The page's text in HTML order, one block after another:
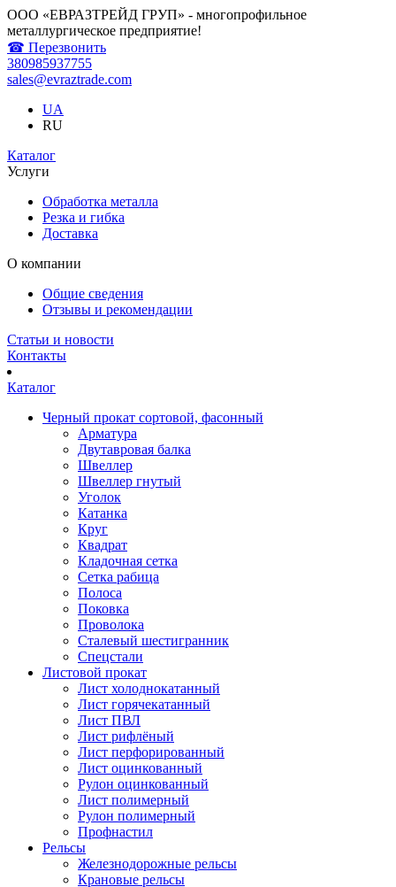
ООО «ЕВРАЗТРЕЙД ГРУП» - многопрофильное
металлургическое предприятие!
☎ Перезвонить
380985937755
sales@evraztrade.com
UA
RU
Каталог
Услуги
Обработка металла
Резка и гибка
Доставка
О компании
Общие сведения
Отзывы и рекомендации
Статьи и новости
Контакты
Каталог
Черный прокат сортовой, фасонный
Арматура
Двутавровая балка
Швеллер
Швеллер гнутый
Уголок
Катанка
Круг
Квадрат
Кладочная сетка
Сетка рабица
Полоса
Поковка
Проволока
Сталевый шестигранник
Спецстали
Листовой прокат
Лист холоднокатанный
Лист горячекатанный
Лист ПВЛ
Лист рифлёный
Лист перфорированный
Лист оцинкованный
Рулон оцинкованный
Лист полимерный
Рулон полимерный
Профнастил
Рельсы
Железнодорожные рельсы
Крановые рельсы